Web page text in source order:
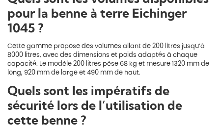
pour la benne à terre Eichinger
1045 ?
Cette gamme propose des volumes allant de 200 litres jusqu’à
8000 litres, avec des dimensions et poids adaptés à chaque
capacité. Le modèle 200 litres pèse 68 kg et mesure 1320 mm de
long, 920 mm de large et 490 mm de haut.
Quels sont les impératifs de
sécurité lors de l’utilisation de
cette benne ?